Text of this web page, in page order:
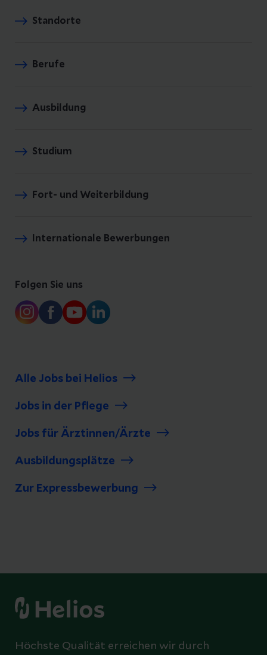
Standorte
Berufe
Ausbildung
Studium
Fort- und Weiterbildung
Internationale Bewerbungen
Folgen Sie uns
Alle Jobs bei Helios
Jobs in der Pflege
Jobs für Ärztinnen/Ärzte
Ausbildungsplätze
Zur Expressbewerbung
Höchste Qualität erreichen wir durch